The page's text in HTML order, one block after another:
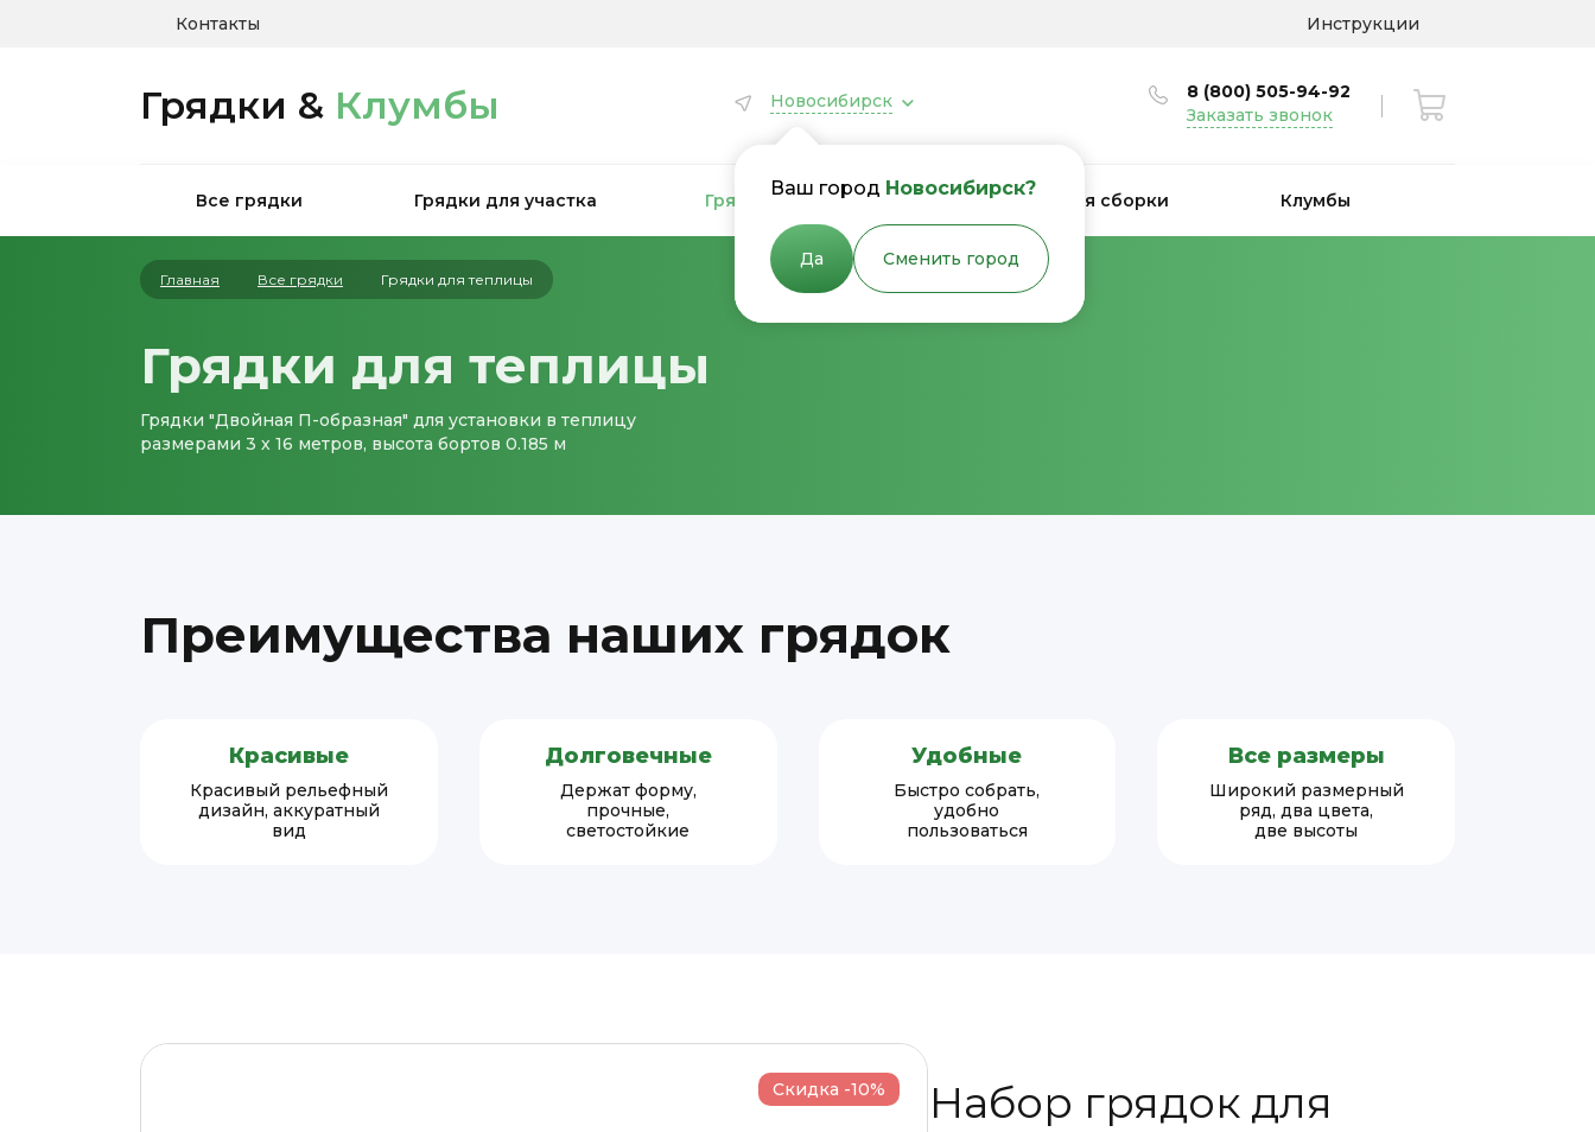
Контакты Инструкции
Грядки & Клумбы Новосибирск
Ваш город Новосибирск?
Да Сменить город
8 (800) 505-94-92
Заказать звонок
Все грядки Грядки для участка Грядки для теплиц Грядки для сборки Клумбы
Главная Все грядки Грядки для теплицы
Грядки для теплицы
Грядки "Двойная П-образная" для установки в теплицу
размерами 3 х 16 метров, высота бортов 0.185 м
Преимущества наших грядок
Красивые
Красивый рельефный
дизайн, аккуратный
вид
Долговечные
Держат форму,
прочные,
светостойкие
Удобные
Быстро собрать,
удобно
пользоваться
Все размеры
Широкий размерный
ряд, два цвета,
две высоты
Скидка -10%
Набор грядок для